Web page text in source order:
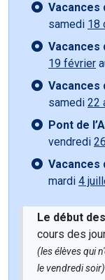
Vacances
samedi 18
Vacances
19 février
Vacances
samedi 22
Pont de
vendredi
Vacances
mardi 4
Le début
cours des
(les élèves qui
le vendredi soir)